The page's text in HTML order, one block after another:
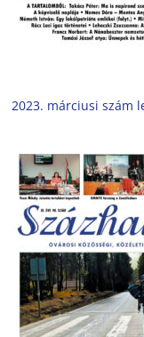
2023. márciusi szám